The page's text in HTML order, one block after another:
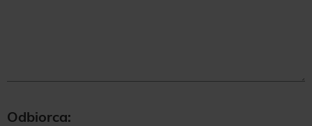
Odbiorca: